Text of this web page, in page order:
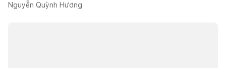
Nguyễn Quỳnh Hương